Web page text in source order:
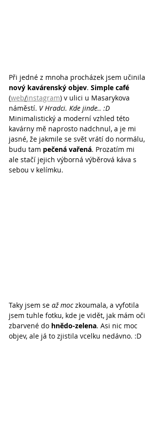
Při jedné z mnoha procházek jsem učinila
nový kavárenský objev. Simple café
(web/instagram) v ulici u Masarykova
náměstí. V Hradci. Kde jinde.. :D
Minimalistický a moderní vzhled této
kavárny mě naprosto nadchnul, a je mi
jasné, že jakmile se svět vrátí do normálu,
budu tam pečená vařená. Prozatím mi
ale stačí jejich výborná výběrová káva s
sebou v kelímku.
Taky jsem se až moc zkoumala, a vyfotila
jsem tuhle fotku, kde je vidět, jak mám oči
zbarvené do hnědo-zelena. Asi nic moc
objev, ale já to zjistila vcelku nedávno. :D